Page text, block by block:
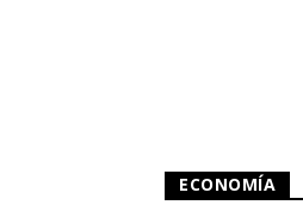
ECONOMÍA